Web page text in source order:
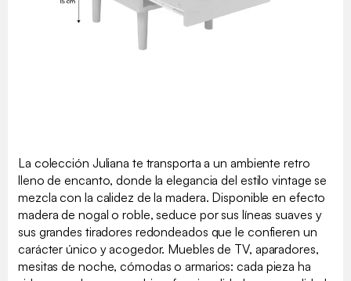
La colección Juliana te transporta a un ambiente retro
lleno de encanto, donde la elegancia del estilo vintage se
mezcla con la calidez de la madera. Disponible en efecto
madera de nogal o roble, seduce por sus líneas suaves y
sus grandes tiradores redondeados que le confieren un
carácter único y acogedor. Muebles de TV, aparadores,
mesitas de noche, cómodas o armarios: cada pieza ha